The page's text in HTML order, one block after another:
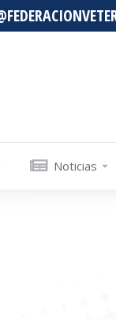
Noticias